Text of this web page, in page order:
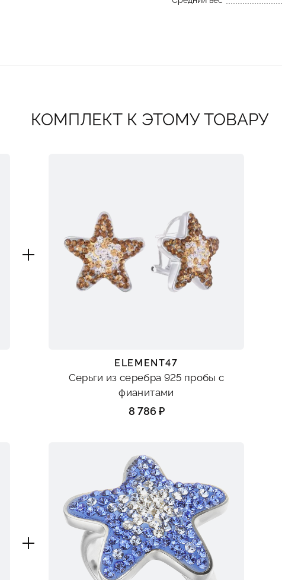
КОМПЛЕКТ К ЭТОМУ ТОВАРУ
ELEMENT47
Серьги из серебра 925 пробы с
фианитами
8 786 ₽